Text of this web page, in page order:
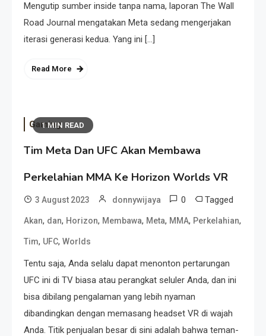
Mengutip sumber inside tanpa nama, laporan The Wall
Road Journal mengatakan Meta sedang mengerjakan
iterasi generasi kedua. Yang ini […]
Read More
1 MIN READ
Gaming
Tim Meta Dan UFC Akan Membawa
Perkelahian MMA Ke Horizon Worlds VR
3 August 2023 donnywijaya 0 Tagged
Akan, dan, Horizon, Membawa, Meta, MMA, Perkelahian,
Tim, UFC, Worlds
Tentu saja, Anda selalu dapat menonton pertarungan
UFC ini di TV biasa atau perangkat seluler Anda, dan ini
bisa dibilang pengalaman yang lebih nyaman
dibandingkan dengan memasang headset VR di wajah
Anda. Titik penjualan besar di sini adalah bahwa teman-